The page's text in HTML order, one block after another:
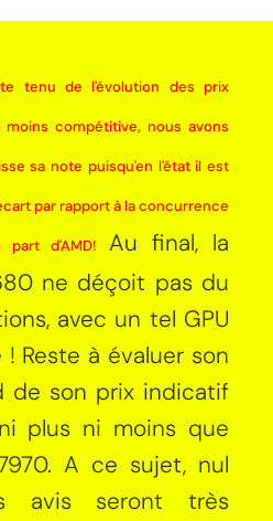
tenu de l'évolution des prix
compétitive, nous avons
sa note puisqu'en l'état il est
par rapport à la concurrence
d'AMD!
Au final, la
ne déçoit pas du
avec un tel GPU
Reste à évaluer son
de son prix indicatif
plus ni moins que
A ce sujet, nul
avis seront très